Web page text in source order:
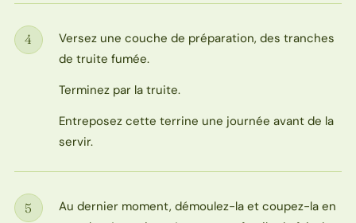
Étape
4
Versez une couche de préparation, des tranches
de truite fumée.
Terminez par la truite.
Entreposez cette terrine une journée avant de la
servir.
Étape
5
Au dernier moment, démoulez-la et coupez-la en